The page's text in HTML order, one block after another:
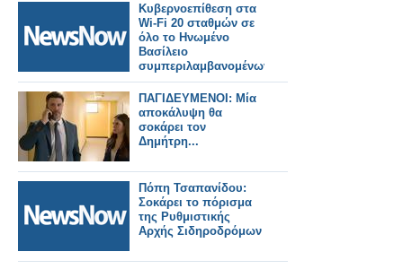
Κυβερνοεπίθεση στα
Wi-Fi 20 σταθμών σε
όλο το Ηνωμένο
Βασίλειο
συμπεριλαμβανομένων
των Euston και
Victoria του Λονδίνου
ΠΑΓΙΔΕΥΜΕΝΟΙ: Μία
αποκάλυψη θα
σοκάρει τον
Δημήτρη...
Πόπη Τσαπανίδου:
Σοκάρει το πόρισμα
της Ρυθμιστικής
Αρχής Σιδηροδρόμων